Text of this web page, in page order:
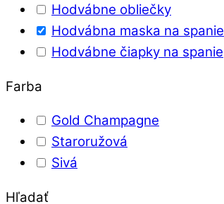
Hodvábne obliečky
Hodvábna maska na spanie
Hodvábne čiapky na spanie
Farba
Gold Champagne
Staroružová
Sivá
Hľadať